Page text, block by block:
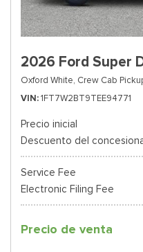
2026 Ford Super
Oxford White, Crew Cab
VIN 1FT7W2BT9TEE94771
Precio inicial
Descuento del
Service Fee
Electronic Filing Fee
Precio de venta